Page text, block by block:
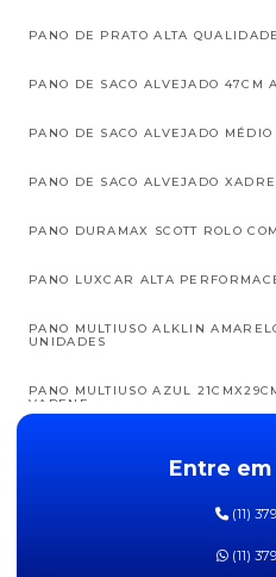
PANO DE PRATO ALTA QUALIDADE
PANO DE SACO ALVEJADO 47CM
PANO DE SACO ALVEJADO MÉDIO
PANO DE SACO ALVEJADO
PANO DURAMAX SCOTT ROLO
PANO LUXCAR ALTA
PANO MULTIUSO ALKLIN
UNIDADES
PANO MULTIUSO AZUL
VABENE
PANO MULTIUSO BRANCO
Entre
(11)
(11)